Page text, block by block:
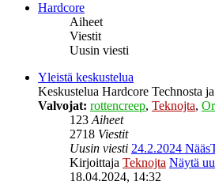
Hardcore
Aiheet
Viestit
Uusin viesti
Yleistä keskustelua
Keskustelua Hardcore Technosta
Valvojat: rottencreep, Teknojta,
123Aiheet
2718 Viestit
Uusin viesti 24.2.2024
Kirjoittaja Teknojta Näytä
18.04.2024, 14:32